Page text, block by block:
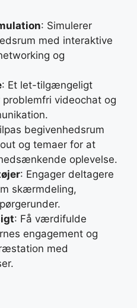
: Simulerer
med interaktive
og
: Et let-tilgængeligt
videochat og
begivenhedsrum
og temaer for at
oplevelse.
: Engager deltagere
skærmdeling,
: Få værdifulde
engagement og
med